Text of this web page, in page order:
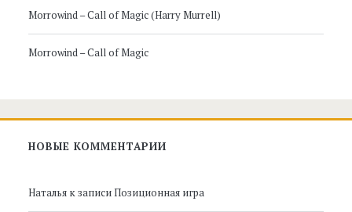
Morrowind – Call of Magic (Harry Murrell)
Morrowind – Call of Magic
НОВЫЕ КОММЕНТАРИИ
Натальяк записиПозиционная игра